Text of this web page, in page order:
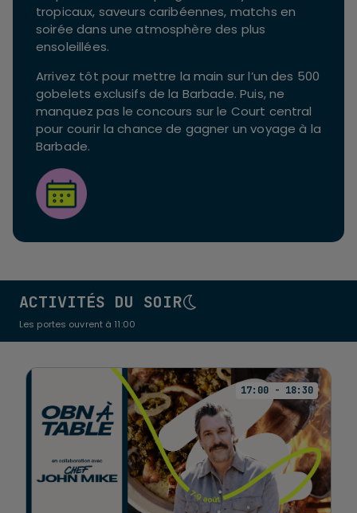
tropicaux, saveurs caribéennes, matchs en
soirée dans une atmosphère des plus
ensoleillées.
Arrivez tôt pour mettre la main sur l’un des 500
gobelets exclusifs de la Barbade. Puis, ne
manquez pas le concours sur le Court central
pour courir la chance de gagner un voyage à la
Barbade.
ACTIVITÉS DU SOIR
Les portes ouvrent à 11:00
17:00 - 18:30